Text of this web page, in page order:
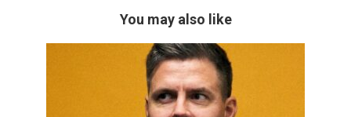
You may also like